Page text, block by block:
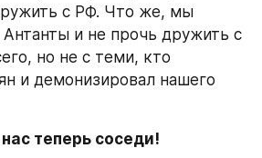
с РФ. Что же, мы
и не прочь дружить с
но не с теми, кто
и демонизировал нашего
теперь соседи!